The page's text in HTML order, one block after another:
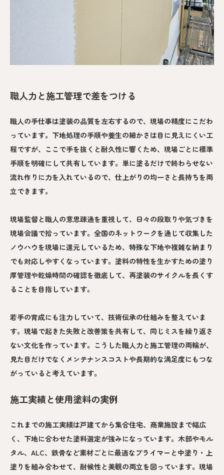
職人力と施工管理で差をつける
職人の手仕事は塗装の品質を左右するので、現場の精度にこだわ
っています。下地処理の手順や養生の細かさは目に見えにくい工
程ですが、ここで手を抜くと耐久性に響くため、現場ごとに標準
手順を明確にして共有しています。単に塗るだけで終わらせない
流れ作りに力を入れているので、仕上がりの均一さと長持ちを両
立できます。
現場監督と職人の意思疎通を重視して、日々の段取りや気づきを
現場会議で拾っています。全国のネットワークを通じて収集した
ノウハウを現場に還元しているため、特殊な下地や複雑な納まり
でも対応しやすくなっています。塗料の特性を生かすための塗り
厚管理や乾燥時間の確認を徹底して、再塗装のサイクルを長くす
ることを目指しています。
若手の育成にも注力していて、技術伝承の仕組みを整えていま
す。現場で起きた失敗と改善策を共有して、同じミスを繰り返さ
ない文化を作っています。こうした職人力と施工管理の両輪が、
見た目だけでなくメンテナンスコストや長期的な満足度にもつな
がっていると考えています。
施工実績と使用塗料の実例
これまでの施工実績は戸建てから集合住宅、商業施設まで幅広
く、下地に合わせた塗料選定が強みになっています。木部やモル
タル、ALC、鉄骨など素材ごとに最適なプライマーと中塗り・上
塗りを組み合わせて、耐候性と美観の両立を図っています。現場